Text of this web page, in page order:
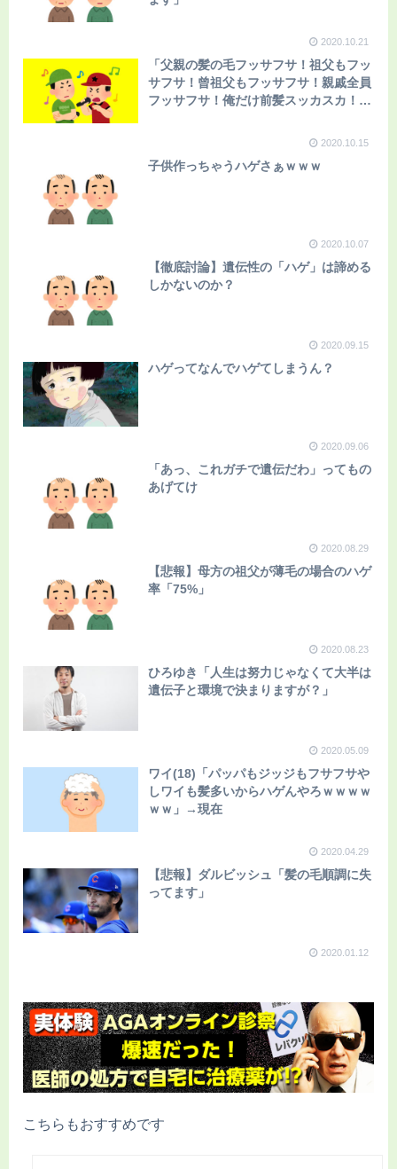
2020.10.21
「父親の髪の毛フッサフサ！祖父もフッ
サフサ！曾祖父もフッサフサ！親戚全員
フッサフサ！俺だけ前髪スッカスカ！
2020.10.15
子供作っちゃうハゲさぁｗｗｗ
2020.10.07
【徹底討論】遺伝性の「ハゲ」は諦める
しかないのか？
2020.09.15
ハゲってなんでハゲてしまうん？
2020.09.06
「あっ、これガチで遺伝だわ」ってもの
あげてけ
2020.08.29
【悲報】母方の祖父が薄毛の場合のハゲ
率「75%」
2020.08.23
ひろゆき「人生は努力じゃなくて大半は
遺伝子と環境で決まりますが？」
2020.05.09
ワイ(18)「パッパもジッジもフサフサや
しワイも髪多いからハゲんやろｗｗｗｗ
ｗｗ」→現在
2020.04.29
【悲報】ダルビッシュ「髪の毛順調に失
ってます」
2020.01.12
こちらもおすすめです